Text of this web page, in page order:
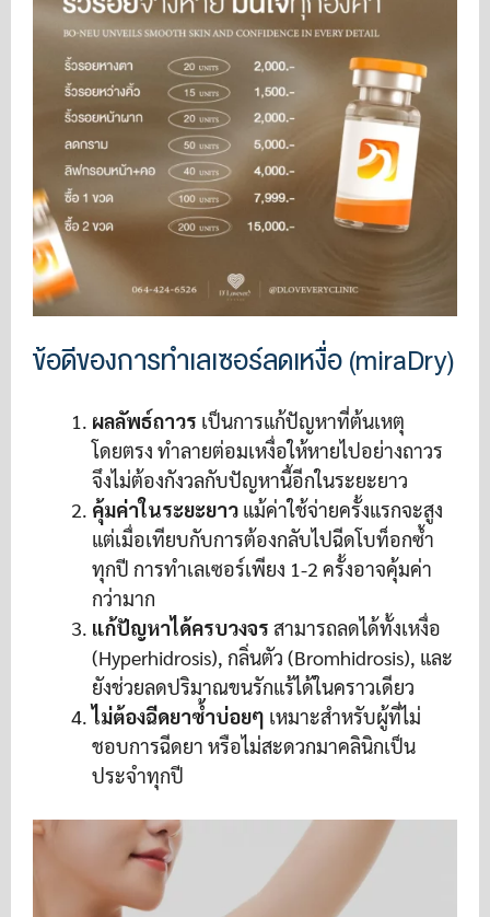
ข้อดีของการทำเลเซอร์ลดเหงื่อ (miraDry)
ผลลัพธ์ถาวร เป็นการแก้ปัญหาที่ต้นเหตุ
โดยตรง ทำลายต่อมเหงื่อให้หายไปอย่างถาวร
จึงไม่ต้องกังวลกับปัญหานี้อีกในระยะยาว
คุ้มค่าในระยะยาว แม้ค่าใช้จ่ายครั้งแรกจะสูง
แต่เมื่อเทียบกับการต้องกลับไปฉีดโบท็อกซ้ำ
ทุกปี การทำเลเซอร์เพียง 1-2 ครั้งอาจคุ้มค่า
กว่ามาก
แก้ปัญหาได้ครบวงจร สามารถลดได้ทั้งเหงื่อ
(Hyperhidrosis), กลิ่นตัว (Bromhidrosis), และ
ยังช่วยลดปริมาณขนรักแร้ได้ในคราวเดียว
ไม่ต้องฉีดยาซ้ำบ่อยๆ เหมาะสำหรับผู้ที่ไม่
ชอบการฉีดยา หรือไม่สะดวกมาคลินิกเป็น
ประจำทุกปี